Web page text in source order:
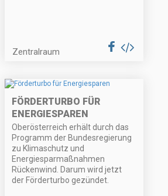
Zentralraum
FÖRDERTURBO FÜR
ENERGIESPAREN
Oberösterreich erhält durch das
Programm der Bundesregierung
zu Klimaschutz und
Energiesparmaßnahmen
Rückenwind. Darum wird jetzt
der Förderturbo gezündet.